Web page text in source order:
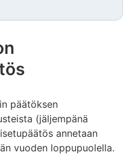
päätöksen
(jäljempänä
annetaan
vuoden loppupuolella.